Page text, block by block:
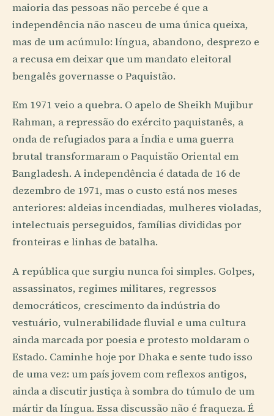
maioria das pessoas não percebe é que a
independência não nasceu de uma única queixa,
mas de um acúmulo: língua, abandono, desprezo e
a recusa em deixar que um mandato eleitoral
bengalês governasse o Paquistão.
Em 1971 veio a quebra. O apelo de Sheikh Mujibur
Rahman, a repressão do exército paquistanês, a
onda de refugiados para a Índia e uma guerra
brutal transformaram o Paquistão Oriental em
Bangladesh. A independência é datada de 16 de
dezembro de 1971, mas o custo está nos meses
anteriores: aldeias incendiadas, mulheres violadas,
intelectuais perseguidos, famílias divididas por
fronteiras e linhas de batalha.
A república que surgiu nunca foi simples. Golpes,
assassinatos, regimes militares, regressos
democráticos, crescimento da indústria do
vestuário, vulnerabilidade fluvial e uma cultura
ainda marcada por poesia e protesto moldaram o
Estado. Caminhe hoje por Dhaka e sente tudo isso
de uma vez: um país jovem com reflexos antigos,
ainda a discutir justiça à sombra do túmulo de um
mártir da língua. Essa discussão não é fraqueza. É